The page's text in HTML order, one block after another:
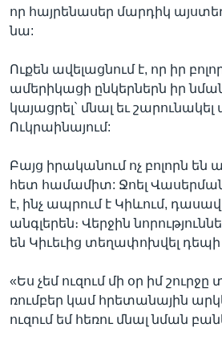
որ հայրենասեր մարդիկ
նա:
Ուքեն ավելացնում է, որ իր
ամերիկացի ընկերներն իր նման
կայացրել` մնալ եւ
Ուկրաինայում:
Բայց իրականում ոչ բոլորն են
հետ համամիտ: Ջոել
է, ինչ ապրում է Կիևում,
անգլերեն։ Վերջին
են Կիւեւից տեղափոխվել դեպի
«Ես չեմ ուզում մի օր իմ
ռումբեր կամ հրետանային
ուզում եմ հեռու մնալ նման